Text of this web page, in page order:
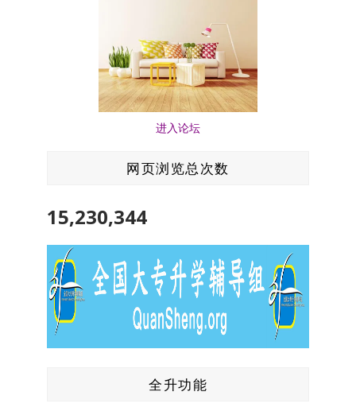
进入论坛
网页浏览总次数
15,230,344
全升功能